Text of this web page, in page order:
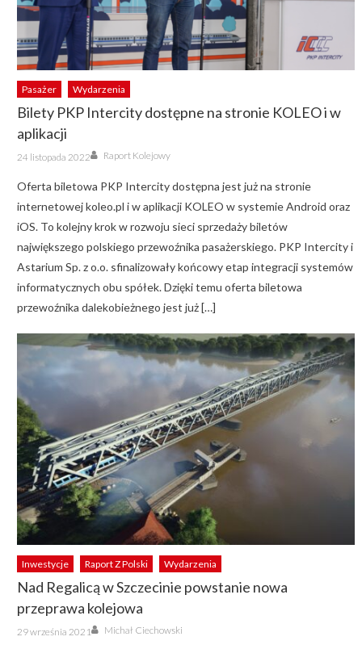
Pasażer Wydarzenia
Bilety PKP Intercity dostępne na stronie KOLEO i w
aplikacji
Posted
on
24 listopada 2022 Author
Raport Kolejowy
Oferta biletowa PKP Intercity dostępna jest już na stronie
internetowej koleo.pl i w aplikacji KOLEO w systemie Android oraz
iOS. To kolejny krok w rozwoju sieci sprzedaży biletów
największego polskiego przewoźnika pasażerskiego. PKP Intercity i
Astarium Sp. z o.o. sfinalizowały końcowy etap integracji systemów
informatycznych obu spółek. Dzięki temu oferta biletowa
przewoźnika dalekobieżnego jest już […]
Inwestycje Raport Z Polski Wydarzenia
Nad Regalicą w Szczecinie powstanie nowa
przeprawa kolejowa
Posted
on
29 września 2021 Author
Michał Ciechowski